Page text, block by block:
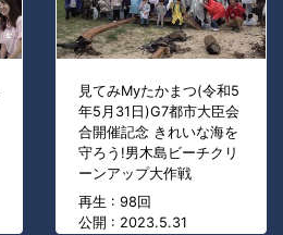
見てみMyたかまつ(令和5
年5月31日)G7都市大臣会
合開催記念 きれいな海を
守ろう!男木島ビーチクリ
ーンアップ大作戦
再生 : 98回
公開 : 2023.5.31